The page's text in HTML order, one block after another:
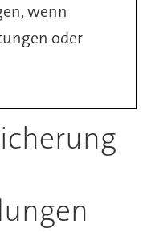
wenn
oder